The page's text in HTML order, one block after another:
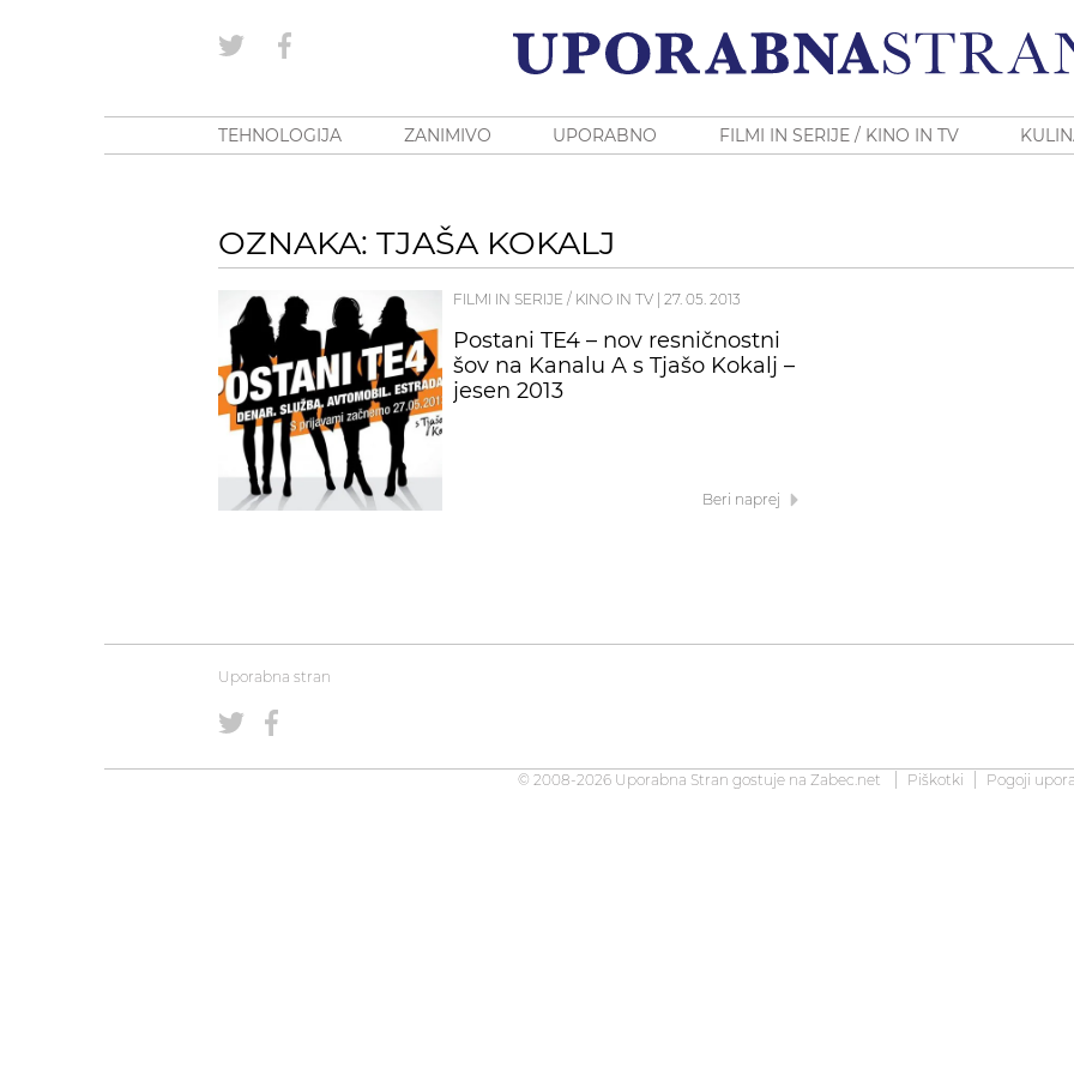
TEHNOLOGIJA ZANIMIVO UPORABNO FILMI IN SERIJE / KINO IN TV
OZNAKA: TJAŠA KOKALJ
FILMI IN SERIJE / KINO IN TV 27. 05. 2013
Postani TE4 – nov resničnostni
šov na Kanalu A s Tjašo Kokalj –
jesen 2013
Beri naprej
Uporabna stran
© 2008-2026 Uporabna Stran gostuje na Zabec.net Piškotki Pogoji